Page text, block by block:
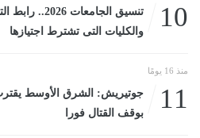
10
تنسيق
والكليات التى تشترط اجتيازها
منذ 16 يومًا
11
جوتيريش: الشرق الأوسط
بوقف القتال فورا